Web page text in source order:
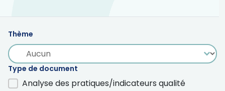
Thème
Thème
Thème
Type de document
Type de document
Analyse des pratiques/indicateurs qualité